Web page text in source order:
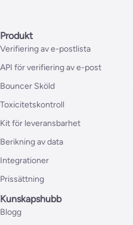
Produkt
Verifiering av e-postlista
API för verifiering av e-post
Bouncer Sköld
Toxicitetskontroll
Kit för leveransbarhet
Berikning av data
Integrationer
Prissättning
Kunskapshubb
Blogg